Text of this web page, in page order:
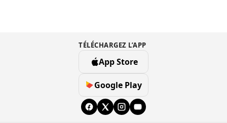
TÉLÉCHARGEZ L’APP
App Store
Google Play